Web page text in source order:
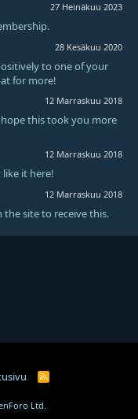
27 Heinäkuu 2023
28 Kesäkuu 2020
to one of your
for more!
12 Marraskuu 2018
hope this took you more
12 Marraskuu 2018
like it here!
12 Marraskuu 2018
the site to receive this.
R
Ltd.